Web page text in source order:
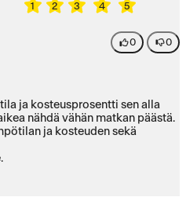
1 2 3 4 5
0 0
ja kosteusprosentti sen alla
nähdä vähän matkan päästä.
ja kosteuden sekä